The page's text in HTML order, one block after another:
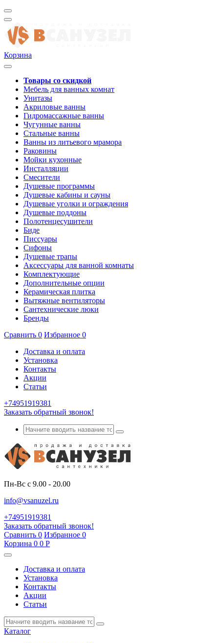
Корзина
Товары со скидкой
Мебель для ванных комнат
Унитазы
Акриловые ванны
Гидромассажные ванны
Чугунные ванны
Стальные ванны
Ванны из литьевого мрамора
Раковины
Мойки кухонные
Инсталляции
Смесители
Душевые программы
Душевые кабины и сауны
Душевые уголки и ограждения
Душевые поддоны
Полотенцесушители
Биде
Писсуары
Сифоны
Душевые трапы
Аксессуары для ванной комнаты
Комплектующие
Дополнительные опции
Керамическая плитка
Вытяжные вентиляторы
Сантехнические люки
Бренды
Сравнить 0 Избранное 0
Доставка и оплата
Установка
Контакты
Акции
Статьи
+74951919381
Заказать обратный звонок!
Пн-Вс с 9.00 - 20.00
info@vsanuzel.ru
+74951919381
Заказать обратный звонок!
Сравнить 0 Избранное 0
Корзина 0 0 Р
Доставка и оплата
Установка
Контакты
Акции
Статьи
Каталог